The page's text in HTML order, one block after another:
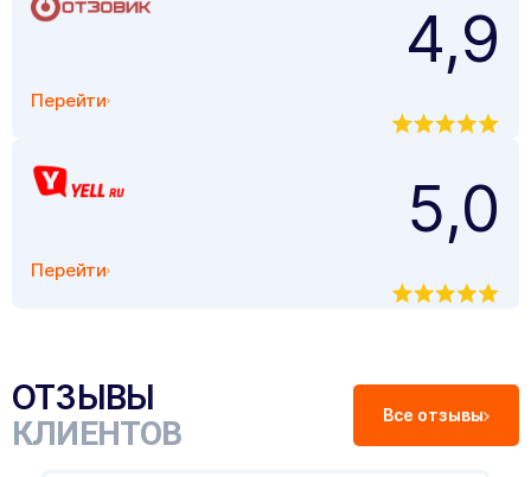
Перейти
4,9
Перейти
5,0
ОТЗЫВЫ
КЛИЕНТОВ Все отзывы